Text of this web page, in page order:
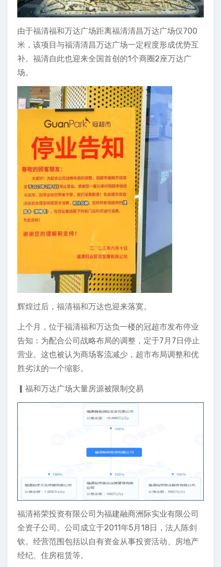
由于福清福和万达广场距离福清清昌万达广场仅700
米，该项目与福清清昌万达广场一定程度形成优势互
补。福清自此也迎来全国首创的1个商圈2座万达广
场。
辉煌过后，福清福和万达也迎来落寞。
上个月，位于福清福和万达负一楼的冠超市发布停业
告知：为配合公司战略布局的调整，定于7月7日停止
营业。这也被认为商场客流减少，超市布局调整和优
胜劣汰的一个缩影。
▎福和万达广场大量房源被限制交易
福清裕荣投资有限公司为福建融商洲际实业有限公司
全资子公司。公司成立于2011年5月18日，法人陈剑
钦。经营范围包括以自有资金从事投资活动、房地产
经纪、住房租赁等。